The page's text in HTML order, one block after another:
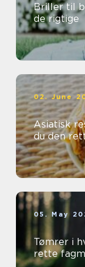
Briller til
de rigtige
02. June
Asiatisk
du den
05. May
Tømrer i hvidovre
rette